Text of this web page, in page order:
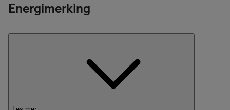
Energimerking